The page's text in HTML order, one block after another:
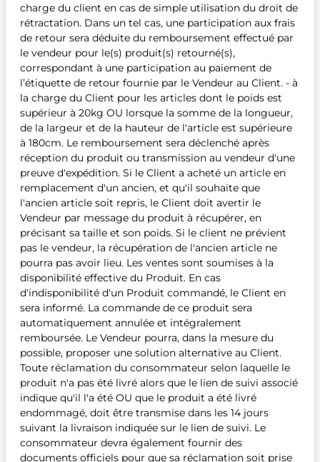
charge du client en cas de simple utilisation du droit de
rétractation. Dans un tel cas, une participation aux frais
de retour sera déduite du remboursement effectué par
le vendeur pour le(s) produit(s) retourné(s),
correspondant à une participation au paiement de
l’étiquette de retour fournie par le Vendeur au Client. - à
la charge du Client pour les articles dont le poids est
supérieur à 20kg OU lorsque la somme de la longueur,
de la largeur et de la hauteur de l'article est supérieure
à 180cm. Le remboursement sera déclenché après
réception du produit ou transmission au vendeur d'une
preuve d'expédition. Si le Client a acheté un article en
remplacement d'un ancien, et qu'il souhaite que
l'ancien article soit repris, le Client doit avertir le
Vendeur par message du produit à récupérer, en
précisant sa taille et son poids. Si le client ne prévient
pas le vendeur, la récupération de l'ancien article ne
pourra pas avoir lieu. Les ventes sont soumises à la
disponibilité effective du Produit. En cas
d'indisponibilité d'un Produit commandé, le Client en
sera informé. La commande de ce produit sera
automatiquement annulée et intégralement
remboursée. Le Vendeur pourra, dans la mesure du
possible, proposer une solution alternative au Client.
Toute réclamation du consommateur selon laquelle le
produit n'a pas été livré alors que le lien de suivi associé
indique qu'il l'a été OU que le produit a été livré
endommagé, doit être transmise dans les 14 jours
suivant la livraison indiquée sur le lien de suivi. Le
consommateur devra également fournir des
documents officiels pour que sa réclamation soit prise